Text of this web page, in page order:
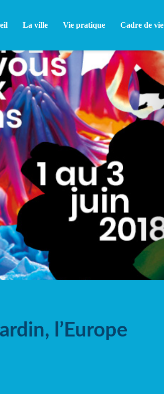
La ville Vie pratique Cadre de vie
l’Europe